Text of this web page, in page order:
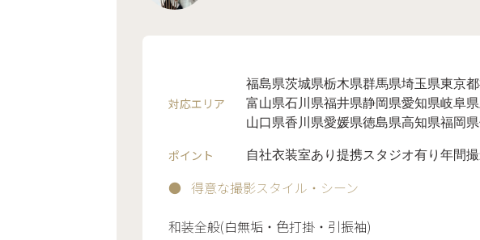
対応エリア
福島県茨城県栃木県群馬県埼玉県東京都
富山県石川県福井県静岡県愛知県岐阜県
山口県香川県愛媛県徳島県高知県福岡県
ポイント 自社衣装室あり 提携スタジオ有り 年間
得意な撮影スタイル・シーン
和装全般(白無垢・色打掛・引振袖)